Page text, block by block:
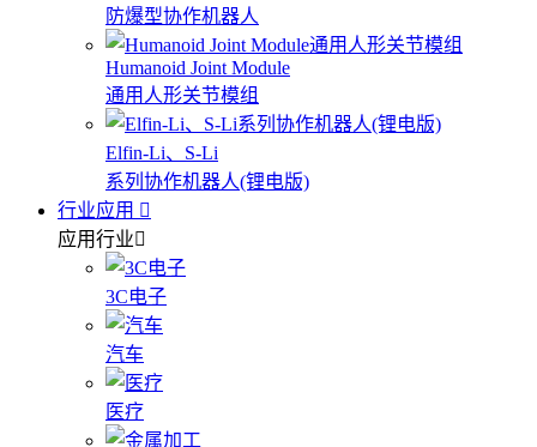
防爆型协作机器人
Humanoid Joint Module
通用人形关节模组
Elfin-Li、S-Li
系列协作机器人(锂电版)
行业应用
应用行业
3C电子
汽车
医疗